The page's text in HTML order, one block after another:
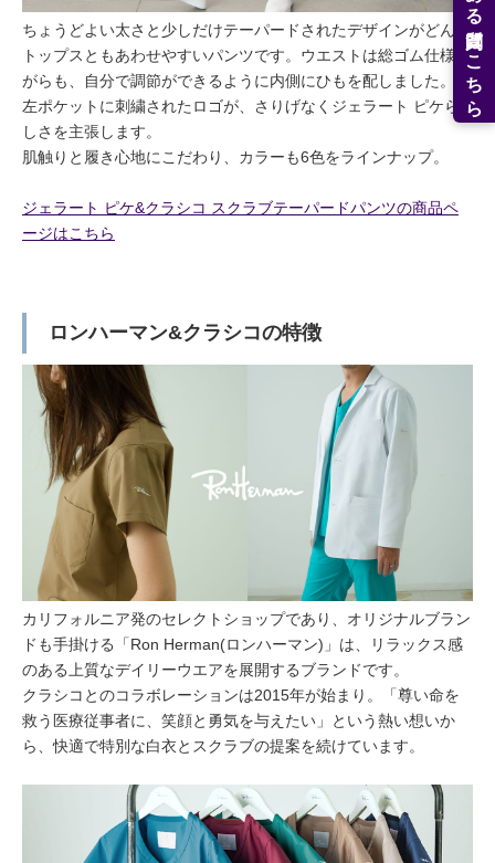
ちょうどよい太さと少しだけテーパードされたデザインがどんな
トップスともあわせやすいパンツです。ウエストは総ゴム仕様な
がらも、自分で調節ができるように内側にひもを配しました。
左ポケットに刺繍されたロゴが、さりげなくジェラート ピケら
しさを主張します。
肌触りと履き心地にこだわり、カラーも6色をラインナップ。
ジェラート ピケ&クラシコ スクラブテーパードパンツの商品ペ
ージはこちら
ロンハーマン&クラシコの特徴
カリフォルニア発のセレクトショップであり、オリジナルブラン
ドも手掛ける「Ron Herman(ロンハーマン)」は、リラックス感
のある上質なデイリーウエアを展開するブランドです。
クラシコとのコラボレーションは2015年が始まり。「尊い命を
救う医療従事者に、笑顔と勇気を与えたい」という熱い想いか
ら、快適で特別な白衣とスクラブの提案を続けています。